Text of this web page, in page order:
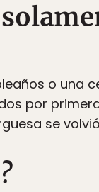
o una
por
se